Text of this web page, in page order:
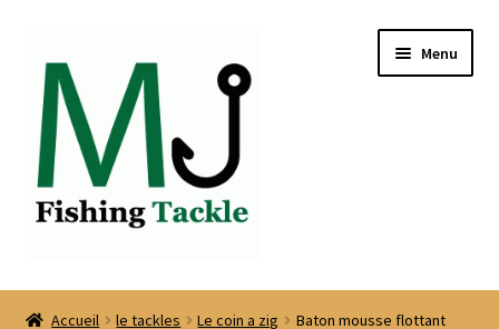
navigation
contenu
Menu
Accueil
Accueil le tackles Le coin a zig Baton mousse flottant